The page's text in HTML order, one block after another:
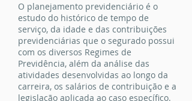
O planejamento previdenciário é o
estudo do histórico de tempo de
serviço, da idade e das contribuições
previdenciárias que o segurado possui
com os diversos Regimes de
Previdência, além da análise das
atividades desenvolvidas ao longo da
carreira, os salários de contribuição e a
legislação aplicada ao caso específico.